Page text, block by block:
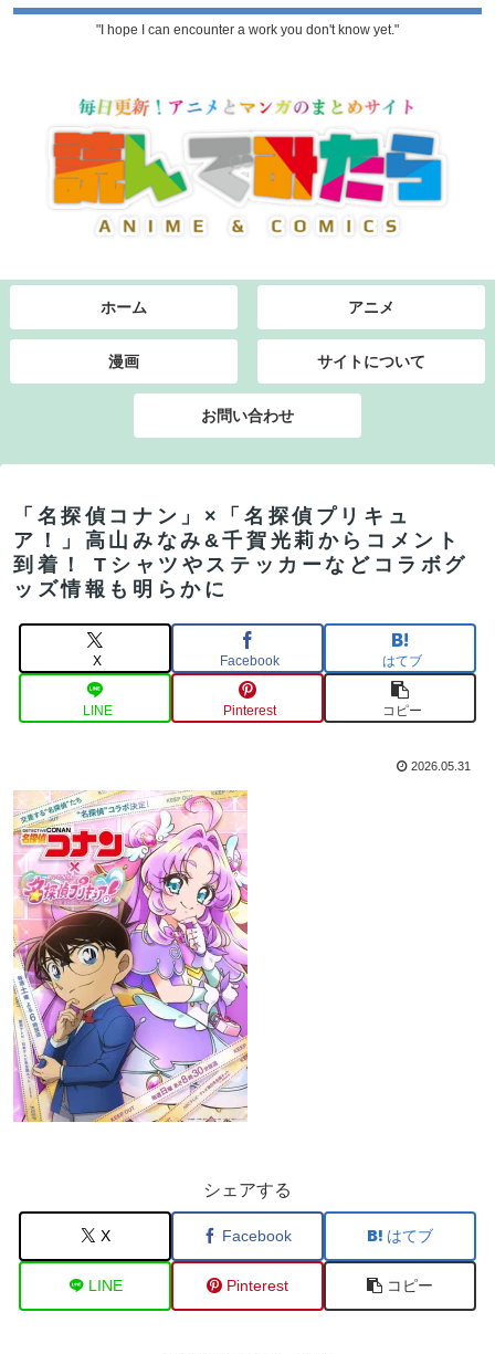
"I hope I can encounter a work you don't know yet."
ホーム アニメ
漫画 サイトについて
お問い合わせ
「名探偵コナン」×「名探偵プリキュ
ア！」高山みなみ&千賀光莉からコメント
到着！ Tシャツやステッカーなどコラボグ
ッズ情報も明らかに
X Facebook はてブ
LINE Pinterest コピー
2026.05.31
シェアする
X Facebook はてブ
LINE Pinterest コピー